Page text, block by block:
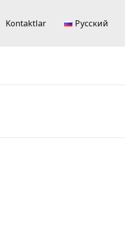
Kontaktlar Русский